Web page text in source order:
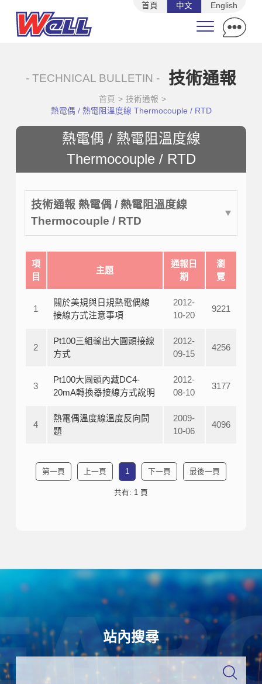
首頁 中文 English
- TECHNICAL BULLETIN - 技術通報
首頁 > 技術通報 >
熱電偶 / 熱電阻溫度線 Thermocouple / RTD
熱電偶 / 熱電阻溫度線
Thermocouple / RTD
技術通報 熱電偶 / 熱電阻溫度線
Thermocouple / RTD
項
目
主題
通報日
期
瀏
覽
1
關於美規與日規熱電偶線
接線方式注意事項
2012-
10-20
9221
2
Pt100三組輸出大圓頭接線
方式
2012-
09-15
4256
3
Pt100大圓頭內藏DC4-
20mA轉換器接線方式說明
2012-
08-10
3177
4
熱電偶溫度線溫度反向問
題
2009-
10-06
4096
第一頁 上一頁 1 下一頁 最後一頁
共有: 1 頁
站內搜尋